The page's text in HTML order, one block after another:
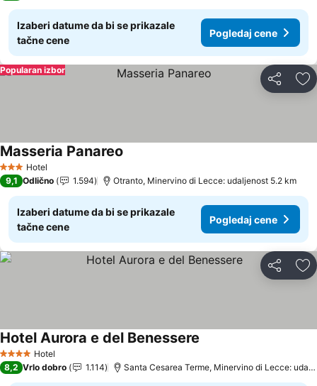
Izaberi datume da bi se prikazale
tačne cene
Pogledaj cene
Deli
Popularan izbor
3 Zvezdice
Hotel
Masseria Panareo
9,1 Odlično 1.594 Otranto, Minervino di Lecce: udaljenost 5.2 km
Izaberi datume da bi se prikazale
tačne cene
Pogledaj cene
Deli
4 ZvezdiceHotel
Hotel Aurora e del Benessere
8,2 Vrlo dobro 1.114 Santa Cesarea Terme, Minervino di Lecce: